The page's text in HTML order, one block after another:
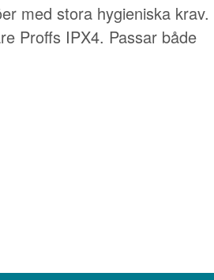
med stora hygieniska krav.
Proffs IPX4. Passar både